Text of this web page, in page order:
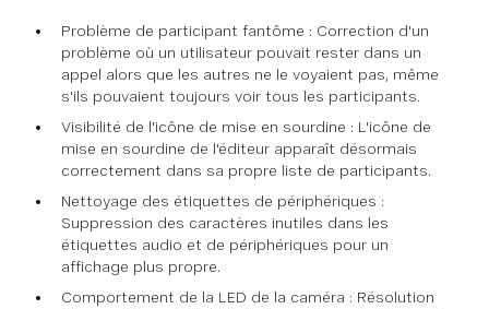
Problème de participant fantôme : Correction d'un
problème où un utilisateur pouvait rester dans un
appel alors que les autres ne le voyaient pas, même
s'ils pouvaient toujours voir tous les participants.
Visibilité de l'icône de mise en sourdine : L'icône de
mise en sourdine de l'éditeur apparaît désormais
correctement dans sa propre liste de participants.
Nettoyage des étiquettes de périphériques :
Suppression des caractères inutiles dans les
étiquettes audio et de périphériques pour un
affichage plus propre.
Comportement de la LED de la caméra : Résolution